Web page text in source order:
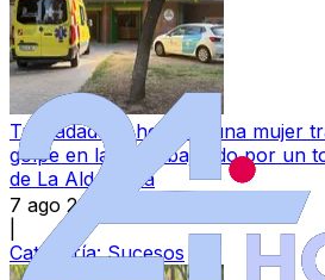
Trasladada al hospital una mujer
golpe en la nuca bajando por un
de La Aldehuela
7 ago 2026
Categoría:Sucesos